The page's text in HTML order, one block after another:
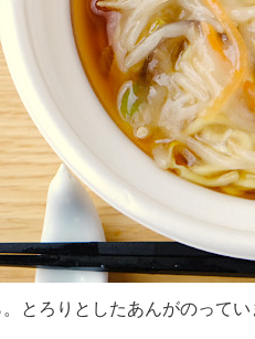
とろりとしたあんがのってい